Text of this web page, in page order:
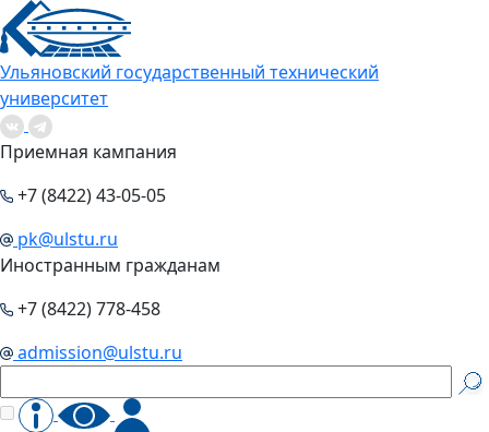
Ульяновский государственный технический
университет
Приемная кампания
+7 (8422) 43-05-05
pk@ulstu.ru
Иностранным гражданам
+7 (8422) 778-458
admission@ulstu.ru